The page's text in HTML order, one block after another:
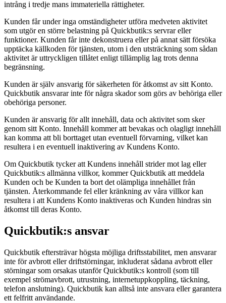
intrång i tredje mans immateriella rättigheter.
Kunden får under inga omständigheter utföra medveten aktivitet
som utgör en större belastning på Quickbutik:s servrar eller
funktioner. Kunden får inte dekonstruera eller på annat sätt försöka
upptäcka källkoden för tjänsten, utom i den utsträckning som sådan
aktivitet är uttryckligen tillåtet enligt tillämplig lag trots denna
begränsning.
Kunden är själv ansvarig för säkerheten för åtkomst av sitt Konto.
Quickbutik ansvarar inte för några skador som görs av behöriga eller
obehöriga personer.
Kunden är ansvarig för allt innehåll, data och aktivitet som sker
genom sitt Konto. Innehåll kommer att bevakas och olagligt innehåll
kan komma att bli borttaget utan eventuell förvarning, vilket kan
resultera i en eventuell inaktivering av Kundens Konto.
Om Quickbutik tycker att Kundens innehåll strider mot lag eller
Quickbutik:s allmänna villkor, kommer Quickbutik att meddela
Kunden och be Kunden ta bort det olämpliga innehållet från
tjänsten. Återkommande fel eller kränkning av våra villkor kan
resultera i att Kundens Konto inaktiveras och Kunden hindras sin
åtkomst till deras Konto.
Quickbutik:s ansvar
Quickbutik eftersträvar högsta möjliga driftsstabilitet, men ansvarar
inte för avbrott eller driftstörningar, inkluderat sådana avbrott eller
störningar som orsakas utanför Quickbutik:s kontroll (som till
exempel strömavbrott, utrustning, internetuppkoppling, täckning,
telefon anslutning). Quickbutik kan alltså inte ansvara eller garantera
ett felfritt användande.